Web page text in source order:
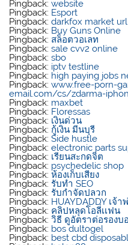
Pingback:website
Pingback: Esport
Pingback:darkfox market url
Pingback: Buy Guns Online
Pingback: สล็อตวอเลท
Pingback:sale cvv2 online
Pingback:sbo
Pingback: iptv testline
Pingback: high paying jobs
Pingback:www.free-porn-
email.com/cs/zdarma-
Pingback: maxbet
Pingback: Floressas
Pingback: เงินด่วน
Pingback: กู้เงิน มีนบุรี
Pingback:Side hustle
Pingback:electronic parts
Pingback: เรียนสะกดจิต
Pingback: psychedelic shop
Pingback:ห้องเก็บเสียง
Pingback: รับทำ SEO
Pingback: รับกำจัดปลวก
Pingback: HUAYDADDY เจ้า
Pingback: คลิปหลุดโอลี่เเฟน
Pingback:วิธี ดูอัตราต่อรองบ
Pingback: bos dultogel
Pingback: best cbd